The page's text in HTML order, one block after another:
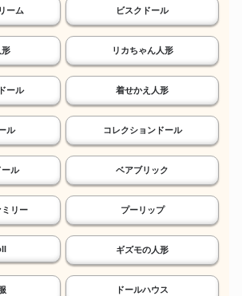
ーム ビスクドール
形 リカちゃん人形
ール 着せかえ人形
ル コレクションドール
ール ベアブリック
ミリー プーリップ
ギズモの人形
ドールハウス